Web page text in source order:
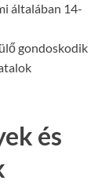
általában 14-
gondoskodik
és